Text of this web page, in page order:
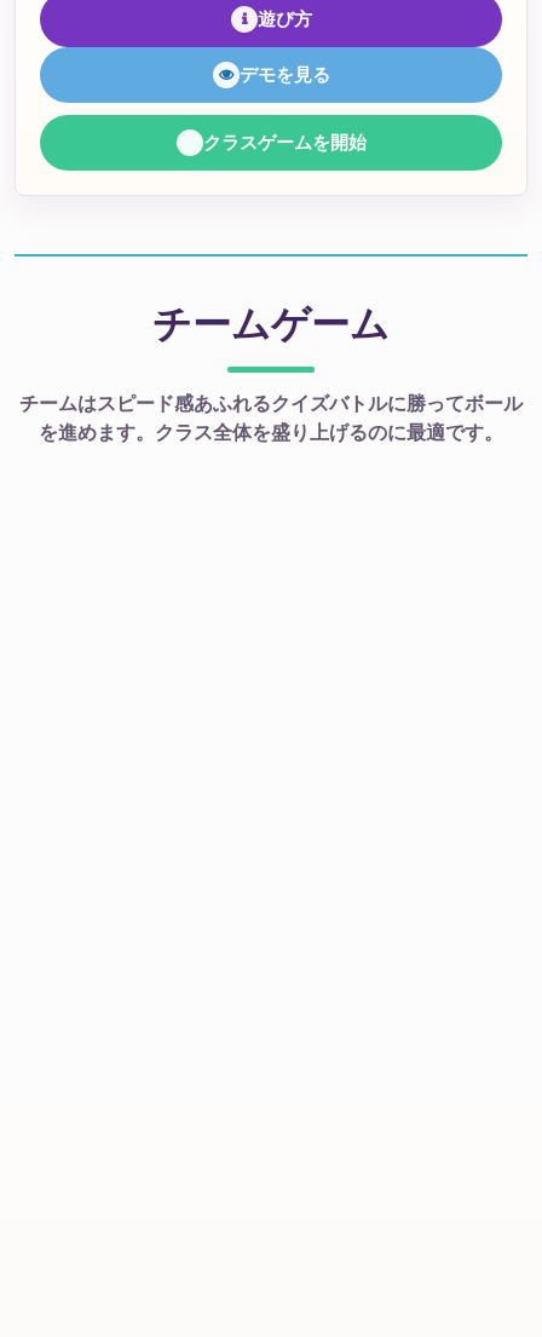
遊び方
デモを見る
クラスゲームを開始
チームゲーム
チームはスピード感あふれるクイズバトルに勝ってボール
を進めます。クラス全体を盛り上げるのに最適です。